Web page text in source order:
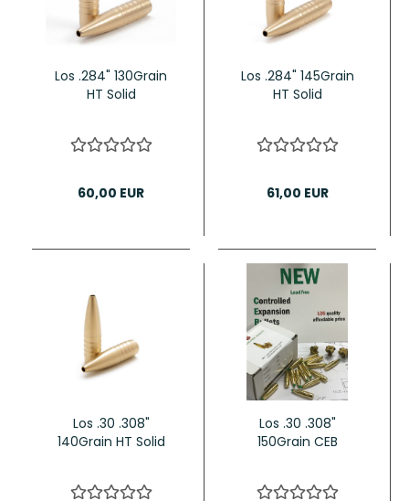
Los .284" 130Grain
HT Solid
60,00 EUR
Los .284" 145Grain
HT Solid
61,00 EUR
Los .30 .308"
140Grain HT Solid
Los .30 .308"
150Grain CEB